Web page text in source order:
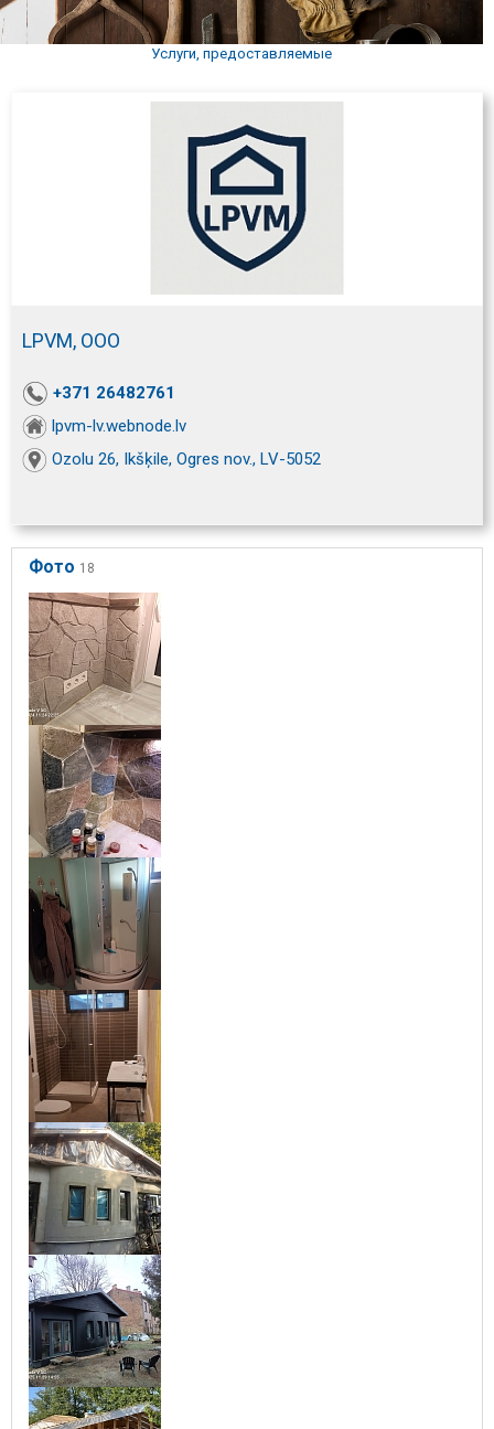
Услуги, предоставляемые
LPVM, ООО
+371 26482761
lpvm-lv.webnode.lv
Ozolu 26, Ikšķile, Ogres nov., LV-5052
Фото 18